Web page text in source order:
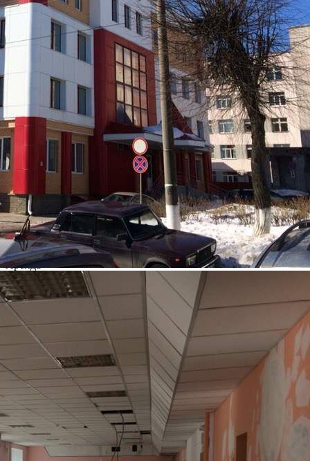
Характеристики
О помещении
Где находится
Контакты
Другие объявления
Характеристики помещения
№ объявления
11576
Дата размещения
20.01.2020
Город
Йошкар-Ола
Волкова, 108
Расположено
Торговый Центр
Этаж
1
Предлагается
Аренда
Желаемый / подходящий вид деятельности
Не указан
Назначение
Торговое
Размер площади (м2)
Цена за помещение
280 000 руб.
Цена за 1 кв. м
15 067 руб.
О помещении